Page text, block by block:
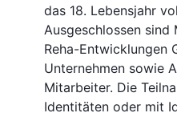
das 18. Lebensjahr
Ausgeschlossen sind
Reha-Entwicklungen
Unternehmen sowie
Mitarbeiter. Die
Identitäten oder mit